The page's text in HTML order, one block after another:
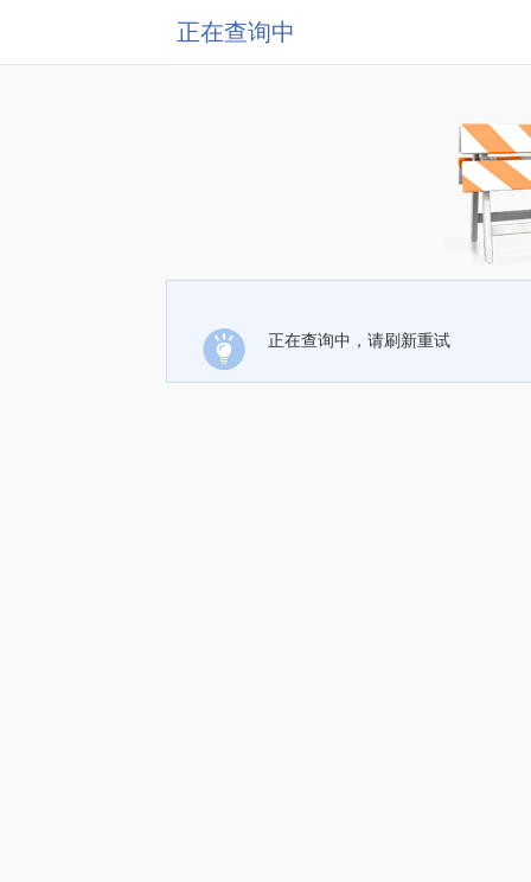
正在查询中
正在查询中，请刷新重试